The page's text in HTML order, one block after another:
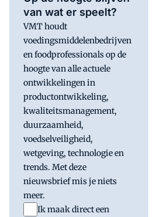
van wat er speelt?
VMT houdt
voedingsmiddelenbedrijven
en foodprofessionals op de
hoogte van alle actuele
ontwikkelingen in
productontwikkeling,
kwaliteitsmanagement,
duurzaamheid,
voedselveiligheid,
wetgeving, technologie en
trends. Met deze
nieuwsbrief mis je niets
meer.
Ik maak direct een